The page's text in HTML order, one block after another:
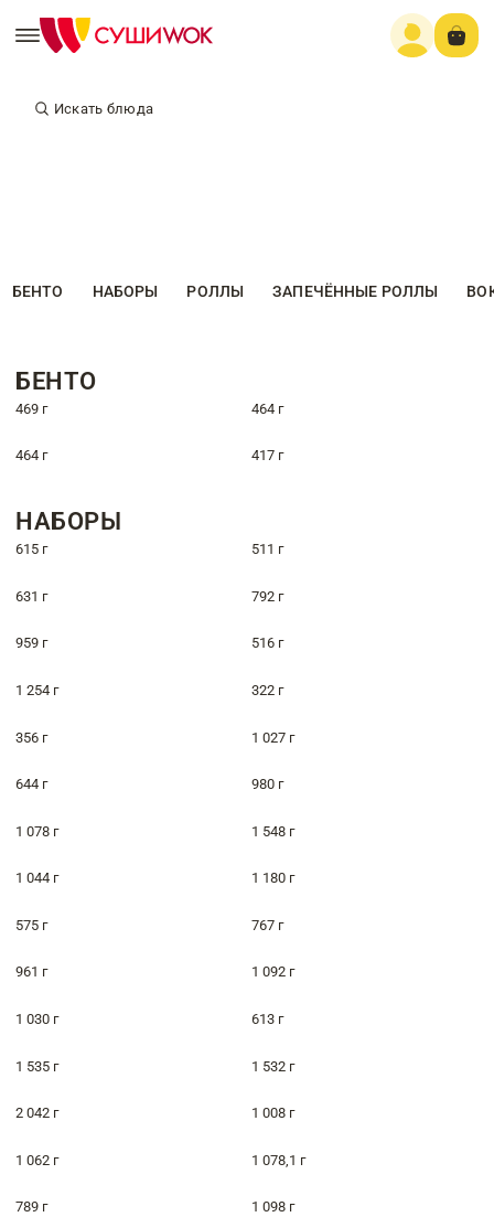
Искать блюда
БЕНТО НАБОРЫ РОЛЛЫ ЗАПЕЧЁННЫЕ РОЛЛЫ
БЕНТО
469 г 464 г
464 г 417 г
НАБОРЫ
615 г 511 г
631 г 792 г
959 г 516 г
1 254 г 322 г
356 г 1 027 г
644 г 980 г
1 078 г 1 548 г
1 044 г 1 180 г
575 г 767 г
961 г 1 092 г
1 030 г 613 г
1 535 г 1 532 г
2 042 г 1 008 г
1 062 г 1 078,1 г
789 г 1 098 г